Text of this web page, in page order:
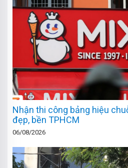
Nhận thi công bảng hiệu
đẹp, bền TPHCM
06/08/2026